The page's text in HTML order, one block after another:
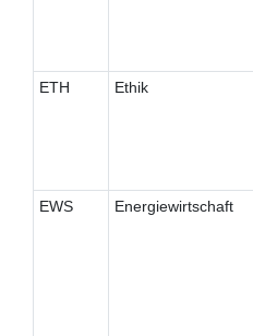
ETH Ethik
EWS Energiewirtschaft